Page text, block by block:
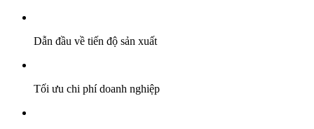
Dẫn đầu về tiến độ sản xuất
Tối ưu chi phí doanh nghiệp